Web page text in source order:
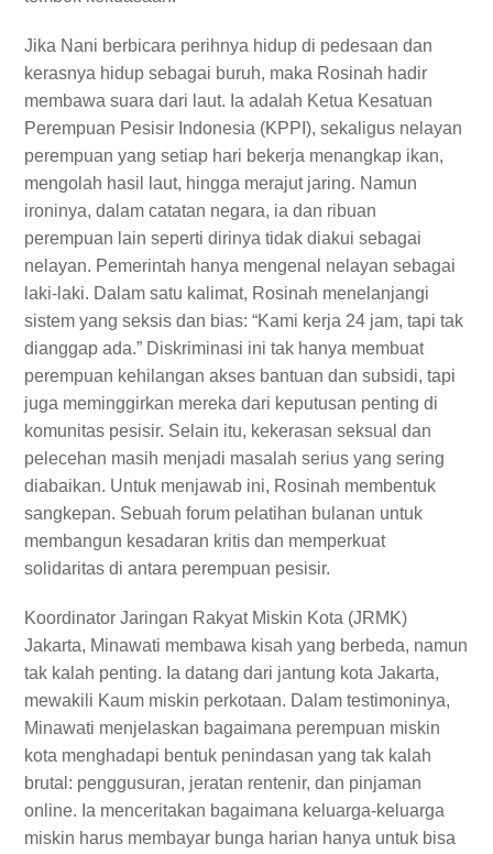
Jika Nani berbicara perihnya hidup di pedesaan dan
kerasnya hidup sebagai buruh, maka Rosinah hadir
membawa suara dari laut. Ia adalah Ketua Kesatuan
Perempuan Pesisir Indonesia (KPPI), sekaligus nelayan
perempuan yang setiap hari bekerja menangkap ikan,
mengolah hasil laut, hingga merajut jaring. Namun
ironinya, dalam catatan negara, ia dan ribuan
perempuan lain seperti dirinya tidak diakui sebagai
nelayan. Pemerintah hanya mengenal nelayan sebagai
laki-laki. Dalam satu kalimat, Rosinah menelanjangi
sistem yang seksis dan bias: “Kami kerja 24 jam, tapi tak
dianggap ada.” Diskriminasi ini tak hanya membuat
perempuan kehilangan akses bantuan dan subsidi, tapi
juga meminggirkan mereka dari keputusan penting di
komunitas pesisir. Selain itu, kekerasan seksual dan
pelecehan masih menjadi masalah serius yang sering
diabaikan. Untuk menjawab ini, Rosinah membentuk
sangkepan. Sebuah forum pelatihan bulanan untuk
membangun kesadaran kritis dan memperkuat
solidaritas di antara perempuan pesisir.
Koordinator Jaringan Rakyat Miskin Kota (JRMK)
Jakarta, Minawati membawa kisah yang berbeda, namun
tak kalah penting. Ia datang dari jantung kota Jakarta,
mewakili Kaum miskin perkotaan. Dalam testimoninya,
Minawati menjelaskan bagaimana perempuan miskin
kota menghadapi bentuk penindasan yang tak kalah
brutal: penggusuran, jeratan rentenir, dan pinjaman
online. Ia menceritakan bagaimana keluarga-keluarga
miskin harus membayar bunga harian hanya untuk bisa